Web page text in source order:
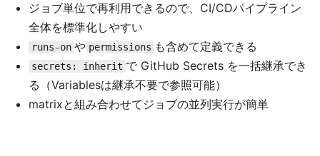
ジョブ単位で再利用できるので、CI/CDパイプライン
全体を標準化しやすい
runs-on や permissions も含めて定義できる
secrets: inherit で GitHub Secrets を一括継承でき
る（Variablesは継承不要で参照可能）
matrixと組み合わせてジョブの並列実行が簡単